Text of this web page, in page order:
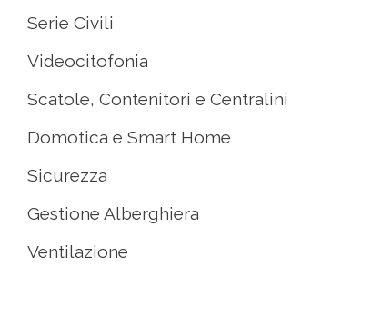
Serie Civili
Videocitofonia
Scatole, Contenitori e Centralini
Domotica e Smart Home
Sicurezza
Gestione Alberghiera
Ventilazione